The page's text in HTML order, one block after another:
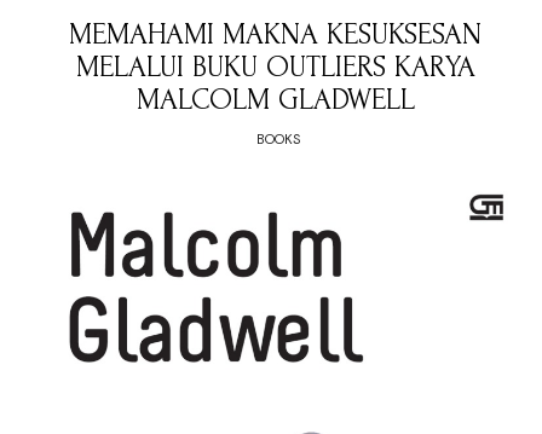
MEMAHAMI MAKNA KESUKSESAN
MELALUI BUKU OUTLIERS KARYA
MALCOLM GLADWELL
BOOKS